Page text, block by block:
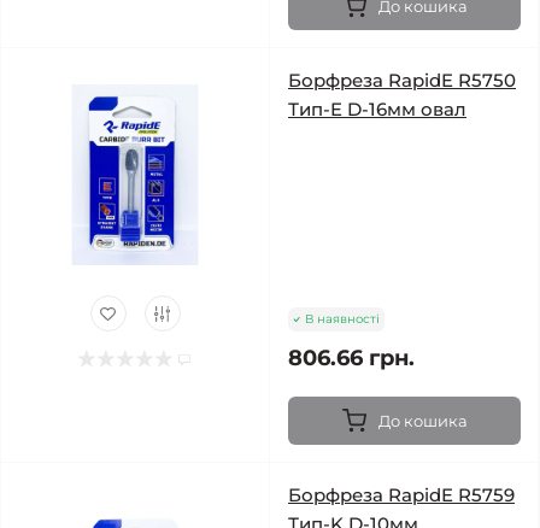
До кошика
Борфреза RapidE R5750
Тип-E D-16мм овал
В наявності
806.66 грн.
До кошика
Борфреза RapidE R5759